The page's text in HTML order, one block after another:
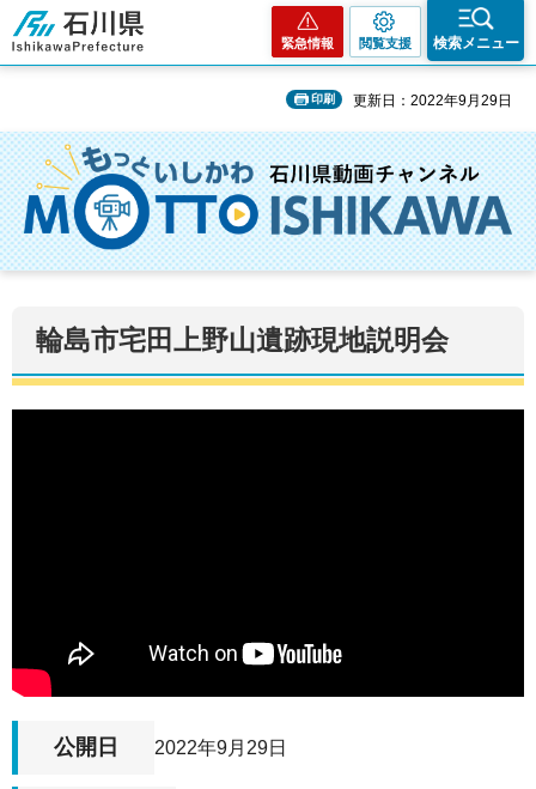
石川県
緊急情報 閲覧支援 検索メニュー
印刷 更新日：2022年9月29日
輪島市宅田上野山遺跡現地説明会
公開日 2022年9月29日